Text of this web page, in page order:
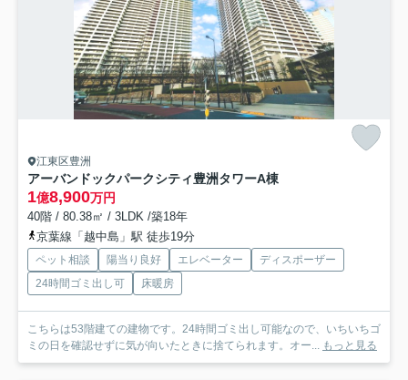
江東区豊洲
アーバンドックパークシティ豊洲タワーA棟
1億8,900万円
40階 / 80.38㎡ / 3LDK /築18年
京葉線「越中島」駅 徒歩19分
ペット相談 陽当り良好 エレベーター
ディスポーザー
24時間ゴミ出し可
床暖房
こちらは53階建ての建物です。24時間ゴミ出し可能なので、いちいちゴ
ミの日を確認せずに気が向いたときに捨てられます。オー... もっと見る